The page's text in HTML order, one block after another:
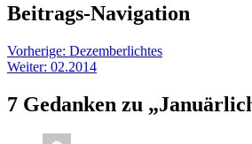
Beitrags-Navigation
Vorherige: Dezemberlichtes
Weiter: 02.2014
7 Gedanken zu „